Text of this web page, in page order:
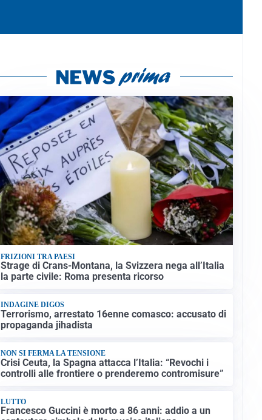
FRIZIONI TRA PAESI
Strage di Crans-Montana, la Svizzera nega all’Italia
la parte civile: Roma presenta ricorso
INDAGINE DIGOS
Terrorismo, arrestato 16enne comasco: accusato di
propaganda jihadista
NON SI FERMA LA TENSIONE
Crisi Ceuta, la Spagna attacca l’Italia: “Revochi i
controlli alle frontiere o prenderemo contromisure”
LUTTO
Francesco Guccini è morto a 86 anni: addio a un